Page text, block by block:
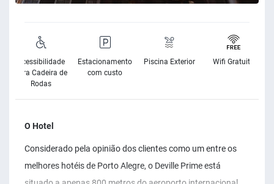
Acessibilidade
para Cadeira de
Rodas
Estacionamento
com custo
Piscina Exterior Wifi Gratuito
O Hotel
Considerado pela opinião dos clientes como um entre os
melhores hotéis de Porto Alegre, o Deville Prime está